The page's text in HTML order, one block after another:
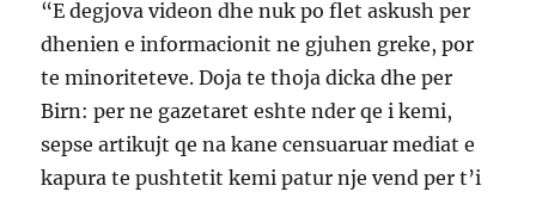
“E degjova videon dhe nuk po flet askush per
dhenien e informacionit ne gjuhen greke, por
te minoriteteve. Doja te thoja dicka dhe per
Birn: per ne gazetaret eshte nder qe i kemi,
sepse artikujt qe na kane censuaruar mediat e
kapura te pushtetit kemi patur nje vend per t’i